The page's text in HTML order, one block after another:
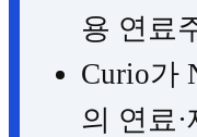
용 연료
Curio가
의 연료